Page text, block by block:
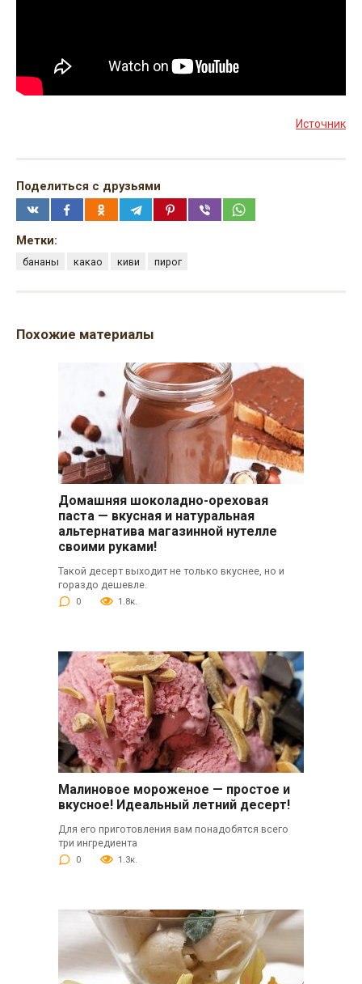
Источник
Поделиться с друзьями
Метки:
бананы какао киви пирог
Похожие материалы
Домашняя шоколадно-ореховая
паста — вкусная и натуральная
альтернатива магазинной нутелле
своими руками!
Такой десерт выходит не только вкуснее, но и
гораздо дешевле.
0 1.8к.
Малиновое мороженое — простое и
вкусное! Идеальный летний десерт!
Для его приготовления вам понадобятся всего
три ингредиента
0 1.3к.